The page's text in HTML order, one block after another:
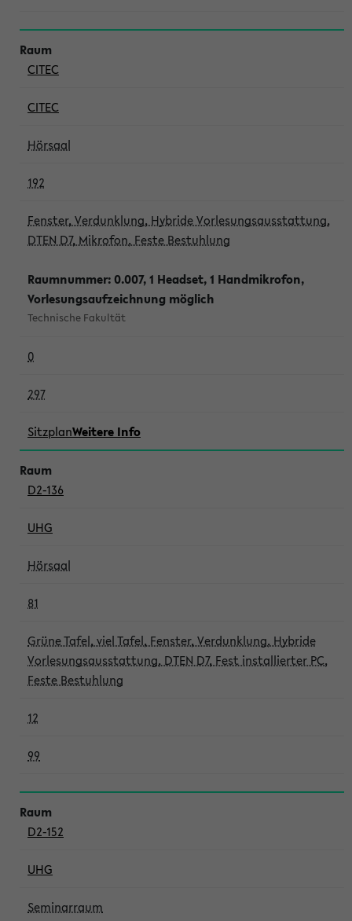
CITEC
CITEC
Hörsaal
192
Fenster, Verdunklung, Hybride Vorlesungsausstattung,
DTEN D7, Mikrofon, Feste Bestuhlung
Raumnummer: 0.007, 1 Headset, 1 Handmikrofon,
Vorlesungsaufzeichnung möglich
Technische Fakultät
0
297
SitzplanWeitere Info
D2-136
UHG
Hörsaal
81
Grüne Tafel, viel Tafel, Fenster, Verdunklung, Hybride
Vorlesungsausstattung, DTEN D7, Fest installierter PC,
Feste Bestuhlung
12
99
D2-152
UHG
Seminarraum